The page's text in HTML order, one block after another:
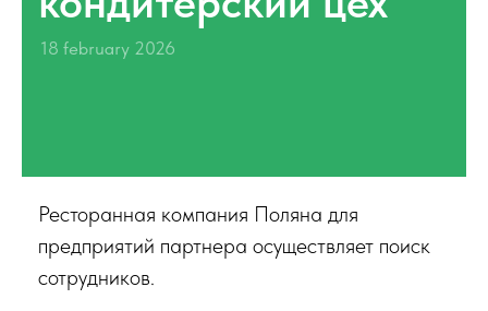
18 february 2026
Ресторанная компания Поляна для
предприятий партнера осуществляет поиск
сотрудников.